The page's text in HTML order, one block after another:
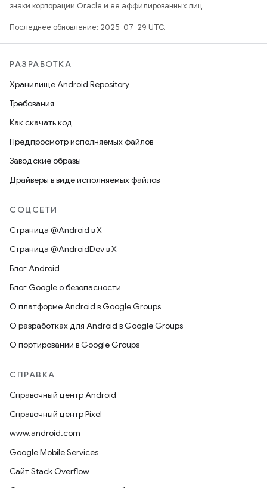
знаки корпорации Oracle и ее аффилированных лиц.
Последнее обновление: 2025-07-29 UTC.
РАЗРАБОТКА
Хранилище Android Repository
Требования
Как скачать код
Предпросмотр исполняемых файлов
Заводские образы
Драйверы в виде исполняемых файлов
СОЦСЕТИ
Страница @Android в X
Страница @AndroidDev в X
Блог Android
Блог Google о безопасности
О платформе Android в Google Groups
О разработках для Android в Google Groups
О портировании в Google Groups
СПРАВКА
Справочный центр Android
Справочный центр Pixel
www.android.com
Google Mobile Services
Сайт Stack Overflow